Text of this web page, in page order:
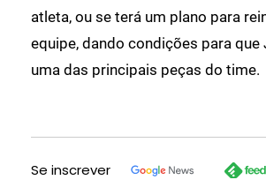
atleta, ou se terá um plano para
equipe, dando condições para que
uma das principais peças do time.
Se inscrever